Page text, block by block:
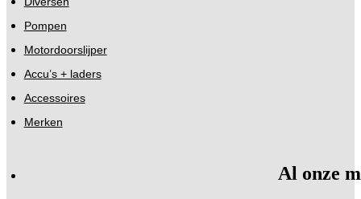
Pompen
Motordoorslijper
Accu’s + laders
Accessoires
Merken
Al onze